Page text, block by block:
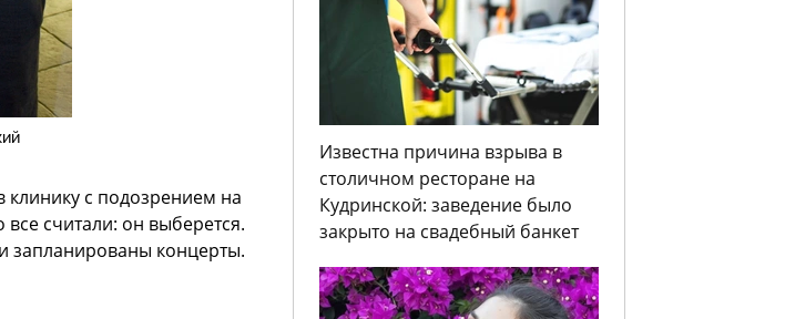
клинику с подозрением на
все считали: он выберется.
запланированы концерты.
Известна причина взрыва в
столичном ресторане на
Кудринской: заведение было
закрыто на свадебный банкет